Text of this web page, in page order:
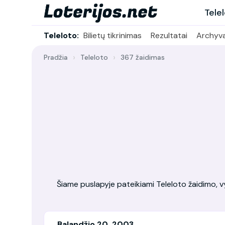
Teleloto: Bilietų tikrinimas Rezultatai
Pradžia Teleloto 367 žaidimas
Šiame puslapyje pateikiami Teleloto